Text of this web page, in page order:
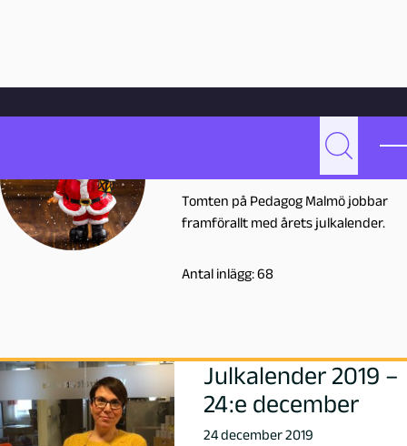
Hoppa till innehåll
o
,
Sök
Tomten
fredrik.thunberg@skola.malmo.se
Tomten på Pedagog Malmö jobbar
framförallt med årets julkalender.
Antal inlägg: 68
Julkalender 2019 –
24:e december
24 december 2019